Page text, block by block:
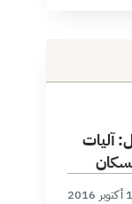
آليات